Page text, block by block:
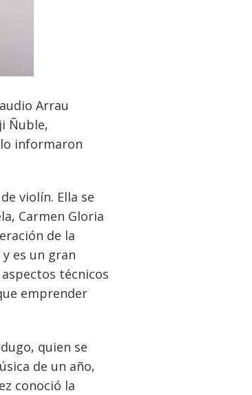
Arrau
Ñuble,
lo informaron
violín. Ella se
Carmen Gloria
de la
es un gran
técnicos
emprender
quien se
de un año,
conoció la